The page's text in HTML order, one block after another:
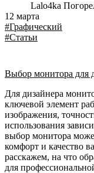
Lalo4ka
12 марта
#Графический
#Статьи
Выбор монитора для
Для дизайнера
ключевой элемент
изображения,
использования
выбор монитора
комфорт и качество
расскажем, на что
для